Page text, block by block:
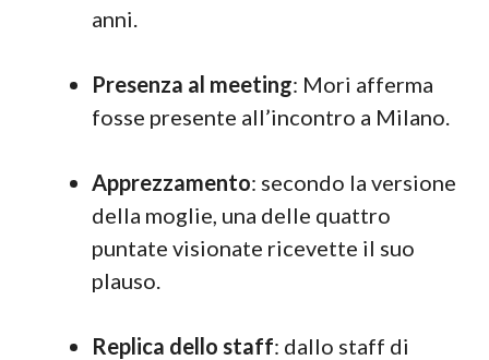
anni.
Presenza al meeting: Mori afferma
fosse presente all’incontro a Milano.
Apprezzamento: secondo la versione
della moglie, una delle quattro
puntate visionate ricevette il suo
plauso.
Replica dello staff: dallo staff di